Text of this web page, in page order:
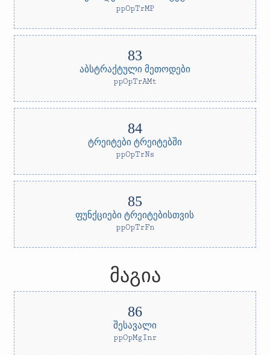
ppOpTrMP
აბსტრაქტული მეთოდები
ppOpTrAMt
ტრეიტები ტრეიტებში
ppOpTrNs
ფუნქციები ტრეიტებისთვის
ppOpTrFn
მაგია
შესავალი
ppOpMgInr